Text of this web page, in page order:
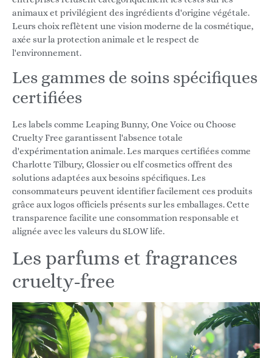
animaux et privilégient des ingrédients d'origine végétale.
Leurs choix reflètent une vision moderne de la cosmétique,
axée sur la protection animale et le respect de
l'environnement.
Les gammes de soins spécifiques
certifiées
Les labels comme Leaping Bunny, One Voice ou Choose
Cruelty Free garantissent l'absence totale
d'expérimentation animale. Les marques certifiées comme
Charlotte Tilbury, Glossier ou elf cosmetics offrent des
solutions adaptées aux besoins spécifiques. Les
consommateurs peuvent identifier facilement ces produits
grâce aux logos officiels présents sur les emballages. Cette
transparence facilite une consommation responsable et
alignée avec les valeurs du SLOW life.
Les parfums et fragrances
cruelty-free